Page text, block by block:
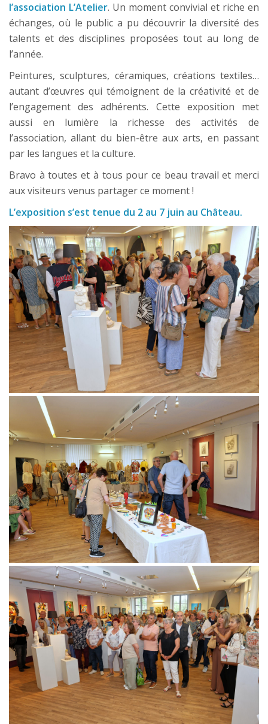
l’association L’Atelier. Un moment convivial et riche en
échanges, où le public a pu découvrir la diversité des
talents et des disciplines proposées tout au long de
l’année.
Peintures, sculptures, céramiques, créations textiles…
autant d’œuvres qui témoignent de la créativité et de
l’engagement des adhérents. Cette exposition met
aussi en lumière la richesse des activités de
l’association, allant du bien-être aux arts, en passant
par les langues et la culture.
Bravo à toutes et à tous pour ce beau travail et merci
aux visiteurs venus partager ce moment !
L’exposition s’est tenue du 2 au 7 juin au Château.